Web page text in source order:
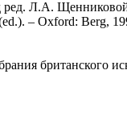
ред. Л.А.
– Oxford: Berg,
британского